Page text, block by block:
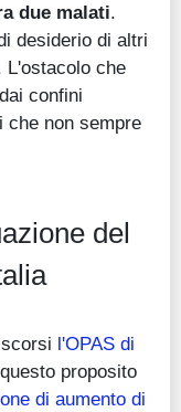
due malati.
desiderio di altri
L'ostacolo che
confini
che non sempre
del
l'OPAS di
proposito
di aumento di